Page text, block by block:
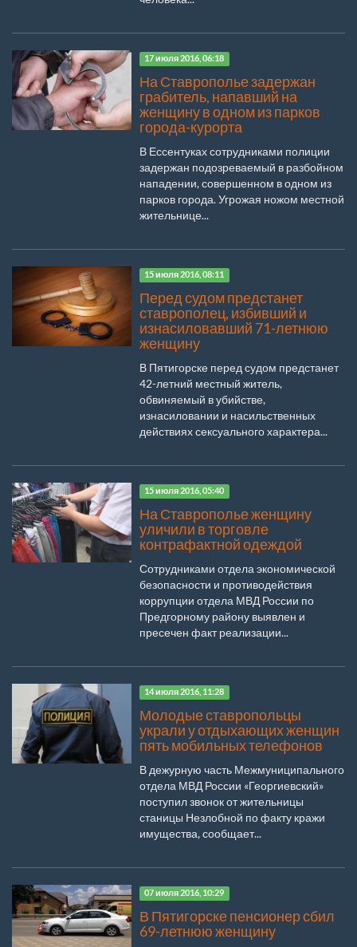
17 июля 2016, 06:18
На Ставрополье задержан
грабитель, напавший на
женщину в одном из парков
города-курорта
В Ессентуках сотрудниками полиции
задержан подозреваемый в разбойном
нападении, совершенном в одном из
парков города. Угрожая ножом местной
жительнице...
15 июля 2016, 08:11
Перед судом предстанет
ставрополец, избивший и
изнасиловавший 71-летнюю
женщину
В Пятигорске перед судом предстанет
42-летний местный житель,
обвиняемый в убийстве,
изнасиловании и насильственных
действиях сексуального характера...
15 июля 2016, 05:40
На Ставрополье женщину
уличили в торговле
контрафактной одеждой
Сотрудниками отдела экономической
безопасности и противодействия
коррупции отдела МВД России по
Предгорному району выявлен и
пресечен факт реализации...
14 июля 2016, 11:28
Молодые ставропольцы
украли у отдыхающих женщин
пять мобильных телефонов
В дежурную часть Межмуниципального
отдела МВД России «Георгиевский»
поступил звонок от жительницы
станицы Незлобной по факту кражи
имущества, сообщает...
07 июля 2016, 10:29
В Пятигорске пенсионер сбил
69-летнюю женщину